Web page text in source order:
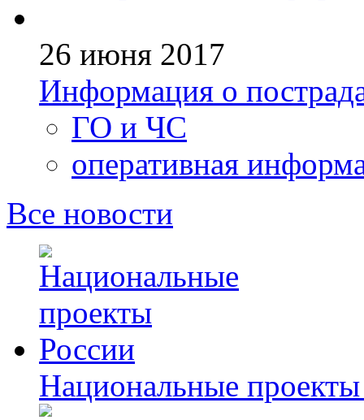
26 июня 2017
Информация о
ГО и ЧС
оперативная
Все новости
Национальные